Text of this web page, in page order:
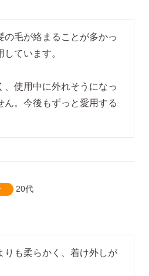
変わる「特性ピアスケース」
に合わせた「メッセージカー
の毛が絡まることが多かっ
ています。
、使用中に外れそうになっ
ん。今後もずっと愛用する
20代
りも柔らかく、着け外しが